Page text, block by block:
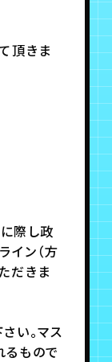
頂きま
際し政
イン（方
だきま
い。マス
もので